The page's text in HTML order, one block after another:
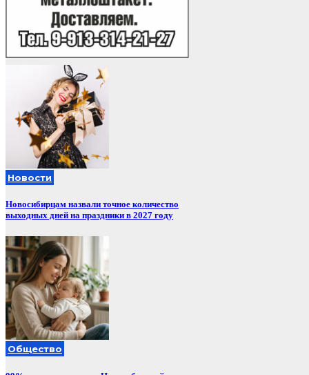
Новости
Новосибирцам назвали точное количество
выходных дней на праздники в 2027 году
Общество